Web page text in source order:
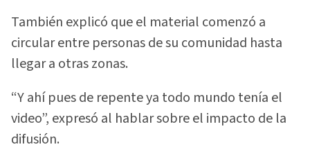
También explicó que el material comenzó a
circular entre personas de su comunidad hasta
llegar a otras zonas.
“Y ahí pues de repente ya todo mundo tenía el
video”, expresó al hablar sobre el impacto de la
difusión.